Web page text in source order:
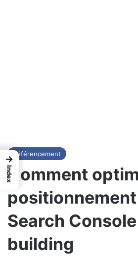
Référencement
Comment
Search
building
→
Index